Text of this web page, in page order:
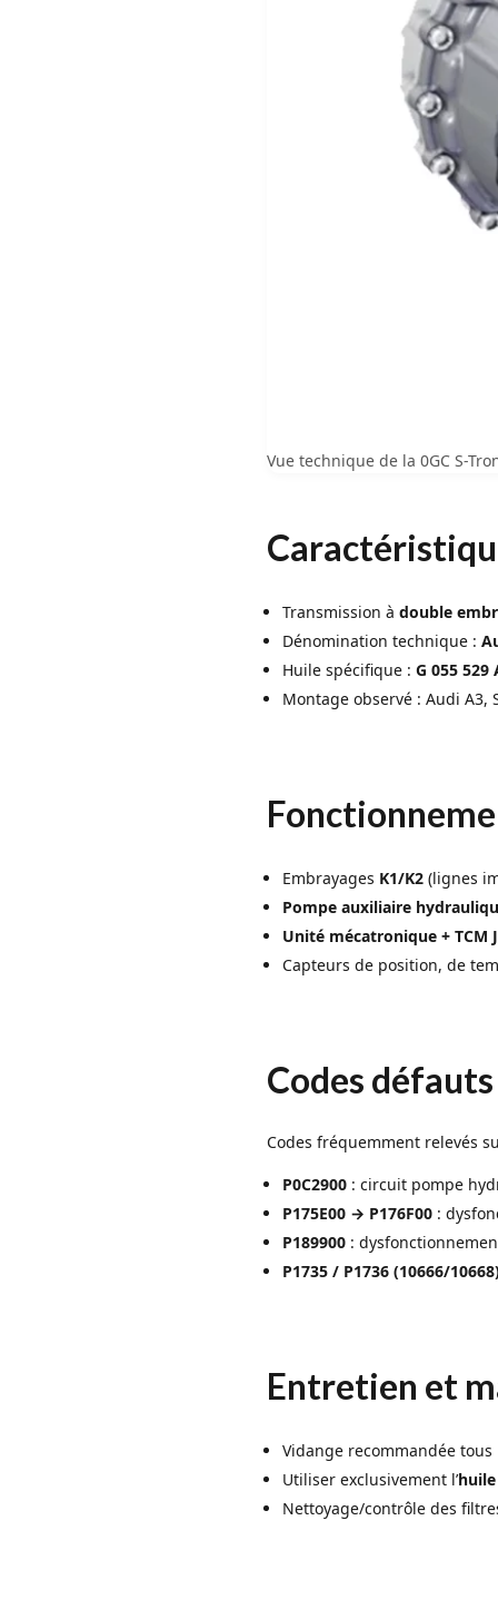
Vue technique de la 0GC S-
Transmission à double
Dénomination technique :
Huile spécifique : G 055 529
Montage observé : Audi A3,
Embrayages K1/K2(lignes
Pompe auxiliaire
Unité mécatronique + TCM
Capteurs de position, de
Codes
Codes fréquemment relevés
P0C2900: circuit pompe
P175E00 → P176F00:
P189900:
P1735 / P1736 (10666/
Entretien et
Vidange recommandée
Utiliser exclusivement l’huile
Nettoyage/contrôle des